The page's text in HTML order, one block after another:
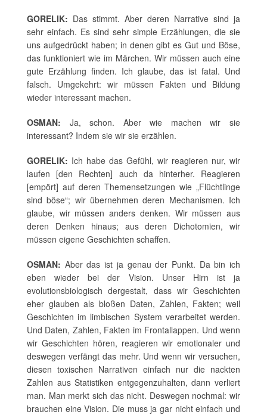
GORELIK: Das stimmt. Aber deren Narrative sind ja
sehr einfach. Es sind sehr simple Erzählungen, die sie
uns aufgedrückt haben; in denen gibt es Gut und Böse,
das funktioniert wie im Märchen. Wir müssen auch eine
gute Erzählung finden. Ich glaube, das ist fatal. Und
falsch. Umgekehrt: wir müssen Fakten und Bildung
wieder interessant machen.
OSMAN: Ja, schon. Aber wie machen wir sie
interessant? Indem sie wir sie erzählen.
GORELIK: Ich habe das Gefühl, wir reagieren nur, wir
laufen [den Rechten] auch da hinterher. Reagieren
[empört] auf deren Themensetzungen wie „Flüchtlinge
sind böse“; wir übernehmen deren Mechanismen. Ich
glaube, wir müssen anders denken. Wir müssen aus
deren Denken hinaus; aus deren Dichotomien, wir
müssen eigene Geschichten schaffen.
OSMAN: Aber das ist ja genau der Punkt. Da bin ich
eben wieder bei der Vision. Unser Hirn ist ja
evolutionsbiologisch dergestalt, dass wir Geschichten
eher glauben als bloßen Daten, Zahlen, Fakten; weil
Geschichten im limbischen System verarbeitet werden.
Und Daten, Zahlen, Fakten im Frontallappen. Und wenn
wir Geschichten hören, reagieren wir emotionaler und
deswegen verfängt das mehr. Und wenn wir versuchen,
diesen toxischen Narrativen einfach nur die nackten
Zahlen aus Statistiken entgegenzuhalten, dann verliert
man. Man merkt sich das nicht. Deswegen nochmal: wir
brauchen eine Vision. Die muss ja gar nicht einfach und